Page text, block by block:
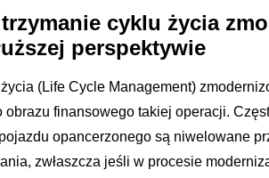
cyklu życia
perspektywie
(Life Cycle Management)
obrazu finansowego takiej operacji.
opancerzonego są niwelowane
zwłaszcza jeśli w procesie